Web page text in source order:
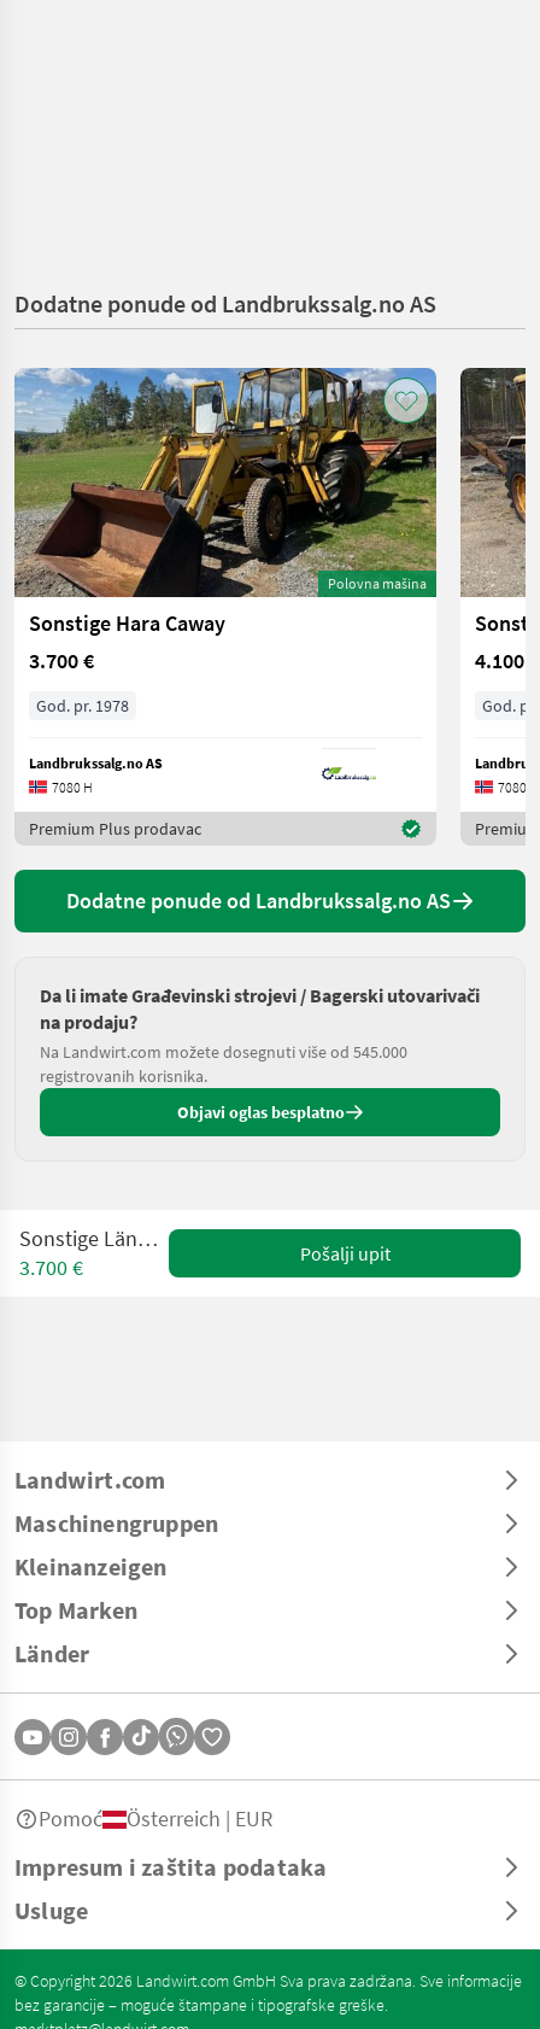
Dodatne ponude od Landbrukssalg.no AS
Polovna mašina
Sonstige Hara Caway
3.700 €
God. pr. 1978
Landbrukssalg.no AS
7080 H
Premium Plus prodavac
4.100 €
God.
7080 H
Dodatne ponude od Landbrukssalg.no AS
Da li imate Građevinski strojevi / Bagerski utovarivači
na prodaju?
Na Landwirt.com možete dosegnuti više od 545.000
registrovanih korisnika.
Objavi oglas besplatno
Sonstige Lännen CM 8-4
3.700 €
Pošalji upit
Landwirt.com
Maschinengruppen
Kleinanzeigen
Top Marken
Länder
Impresum i zaštita podataka
Usluge
Pomoć Österreich | EUR
© Copyright 2026 Landwirt.com GmbH Sva prava zadržana. Sve informacije
bez garancije – moguće štampane i tipografske greške.